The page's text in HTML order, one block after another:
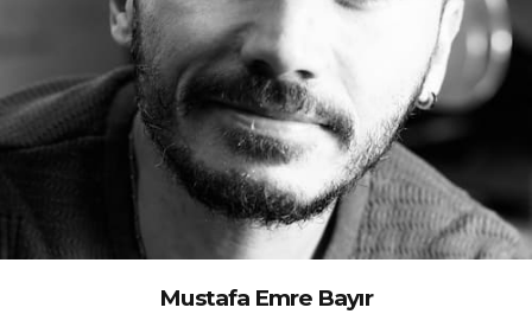
Mustafa Emre Bayır